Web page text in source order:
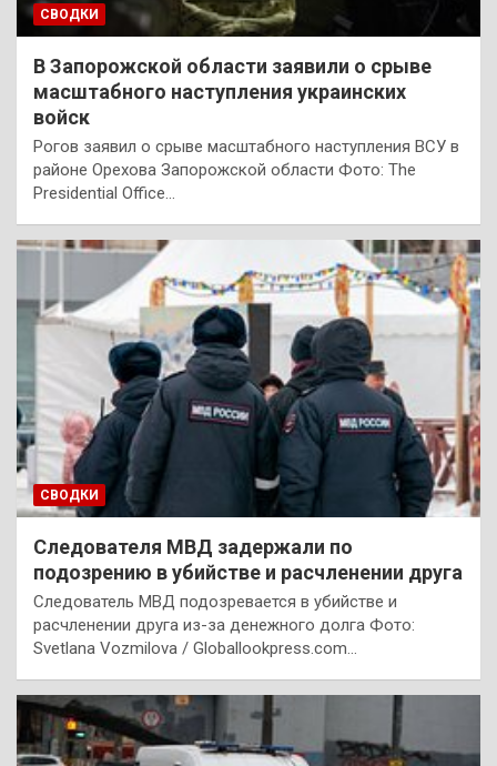
СВОДКИ
В Запорожской области заявили о срыве
масштабного наступления украинских
войск
Рогов заявил о срыве масштабного наступления ВСУ в
районе Орехова Запорожской области Фото: The
Presidential Office…
СВОДКИ
Следователя МВД задержали по
подозрению в убийстве и расчленении друга
Следователь МВД подозревается в убийстве и
расчленении друга из-за денежного долга Фото:
Svetlana Vozmilova / Globallookpress.com…